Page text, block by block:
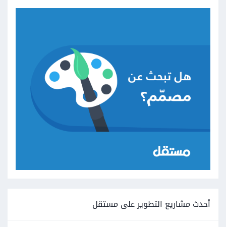
أحدث مشاريع التطوير على مستقل